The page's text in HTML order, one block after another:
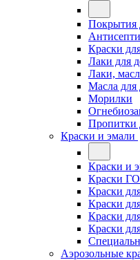
Покрытия
Краски
Лаки для
Лаки,
Масла для
Морилки
Пропитки
Краски и эмали
Краски и
Краски
Краски
Краски
Краски
Краски
Аэрозольные